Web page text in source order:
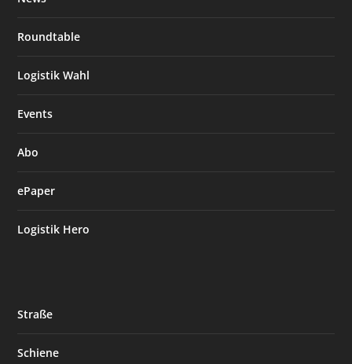
Roundtable
Logistik Wahl
Events
Abo
ePaper
Logistik Hero
Straße
Schiene